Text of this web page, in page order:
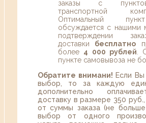
заказы с
транспортной
Оптимальный
обсуждается с нашими
подтверждении
доставки бесплатно
более 4 000 рублей .
пункте самовывоза не
Обратите внимани! Если
выбор, то за каждую
дополнительно
доставку в размере 350
от суммы заказа (не
выбор от одного